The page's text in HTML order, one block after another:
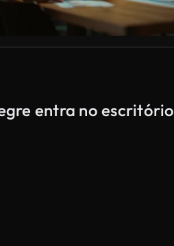
entra no escritório